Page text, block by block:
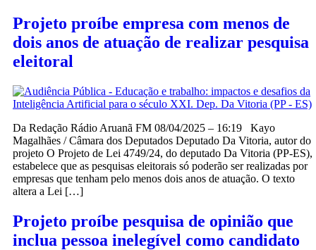
Projeto proíbe empresa com menos de
dois anos de atuação de realizar pesquisa
eleitoral
Da Redação Rádio Aruanã FM 08/04/2025 – 16:19 Kayo
Magalhães / Câmara dos Deputados Deputado Da Vitoria, autor do
projeto O Projeto de Lei 4749/24, do deputado Da Vitoria (PP-ES),
estabelece que as pesquisas eleitorais só poderão ser realizadas por
empresas que tenham pelo menos dois anos de atuação. O texto
altera a Lei […]
Projeto proíbe pesquisa de opinião que
inclua pessoa inelegível como candidato